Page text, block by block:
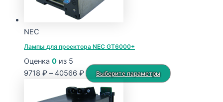
NEC
Лампы для проектора NEC GT6000+
Оценка 0 из 5
9718 ₽ – 40566 ₽Диапазон
цен:
9718 ₽
Выберите параметры
Этот